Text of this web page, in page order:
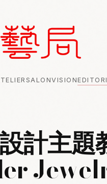
SALONVISION
計主題